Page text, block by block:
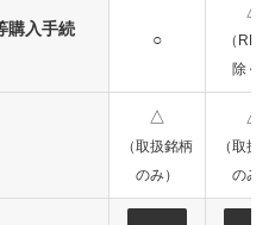
購入手続
○
△
（REIT
除く）
△
（取扱銘柄
のみ）
△
（取扱
のみ）